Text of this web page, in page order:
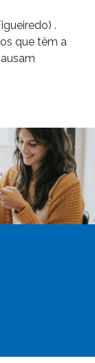
.
que têm a